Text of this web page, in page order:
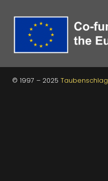
© 1997 – 2025 Taubenschlag